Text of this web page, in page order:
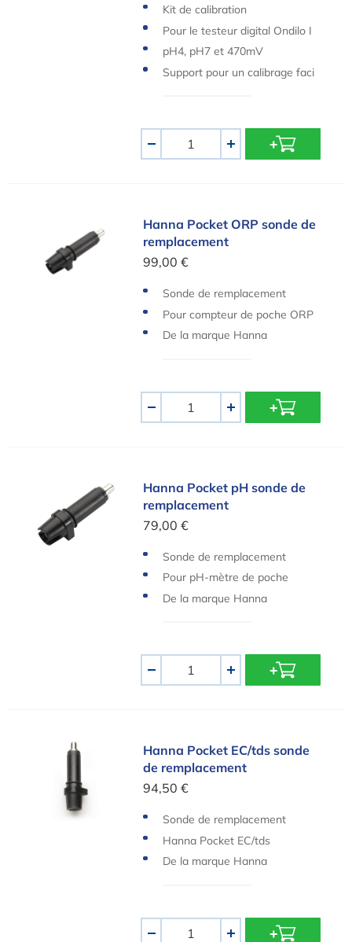
Kit de calibration
Pour le testeur digital Ondilo I
CO
pH4, pH7 et 470mV
Support pour un calibrage faci
+
Hanna Pocket ORP sonde de remplacement
Hanna Pocket ORP sonde de
remplacement
99,00 €
Sonde de remplacement
Pour compteur de poche ORP
De la marque Hanna
+
Hanna Pocket pH sonde de remplacement
Hanna Pocket pH sonde de
remplacement
79,00 €
Sonde de remplacement
Pour pH-mètre de poche
De la marque Hanna
+
Hanna Pocket EC/tds sonde de remplacement
Hanna Pocket EC/tds sonde
de remplacement
94,50 €
Sonde de remplacement
Hanna Pocket EC/tds
De la marque Hanna